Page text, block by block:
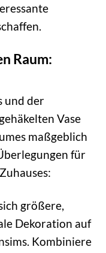
Raum:
und der
Vase
maßgeblich
für
größere,
Dekoration auf
Kombiniere